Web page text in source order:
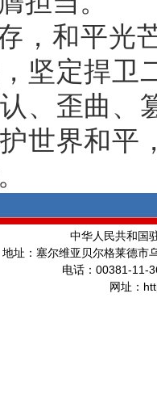
，和平光
坚定捍卫
、歪曲、
世界和平
中华人民共和国
地址：塞尔维亚贝尔格莱德市
电话： 00381-11-
网址：